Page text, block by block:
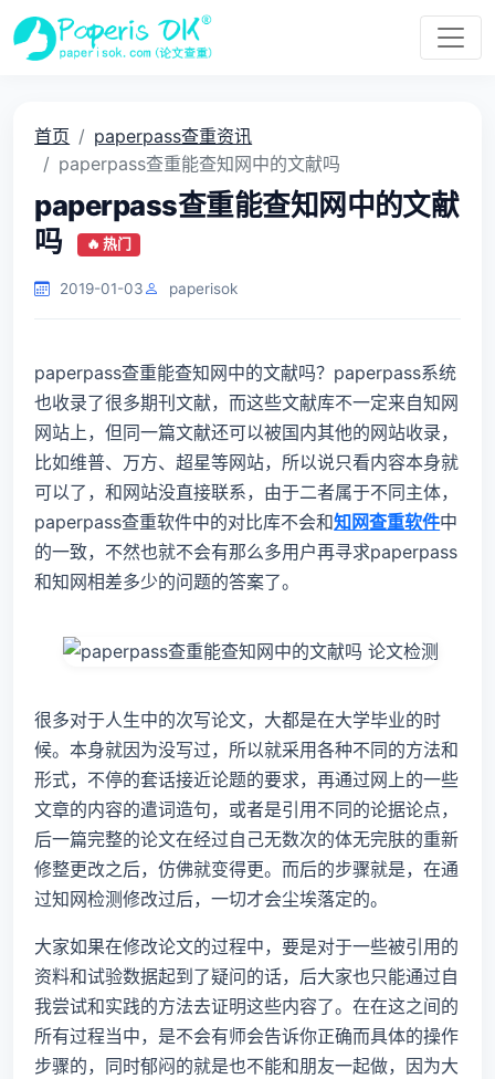
首页
paperpass查重资讯
paperpass查重能查知网中的文献吗
paperpass查重能查知网中的文献
吗
🔥 热门
2019-01-03 paperisok
paperpass查重能查知网中的文献吗？paperpass系统
也收录了很多期刊文献，而这些文献库不一定来自知网
网站上，但同一篇文献还可以被国内其他的网站收录，
比如维普、万方、超星等网站，所以说只看内容本身就
可以了，和网站没直接联系，由于二者属于不同主体，
paperpass查重软件中的对比库不会和知网查重软件中
的一致，不然也就不会有那么多用户再寻求paperpass
和知网相差多少的问题的答案了。
很多对于人生中的次写论文，大都是在大学毕业的时
候。本身就因为没写过，所以就采用各种不同的方法和
形式，不停的套话接近论题的要求，再通过网上的一些
文章的内容的遣词造句，或者是引用不同的论据论点，
后一篇完整的论文在经过自己无数次的体无完肤的重新
修整更改之后，仿佛就变得更。而后的步骤就是，在通
过知网检测修改过后，一切才会尘埃落定的。
大家如果在修改论文的过程中，要是对于一些被引用的
资料和试验数据起到了疑问的话，后大家也只能通过自
我尝试和实践的方法去证明这些内容了。在在这之间的
所有过程当中，是不会有师会告诉你正确而具体的操作
步骤的，同时郁闷的就是也不能和朋友一起做，因为大